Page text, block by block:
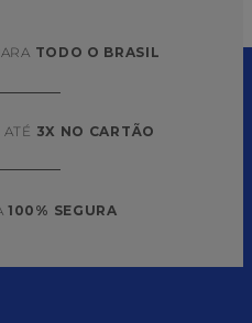
TODO O BRASIL
3X NO CARTÃO
100% SEGURA